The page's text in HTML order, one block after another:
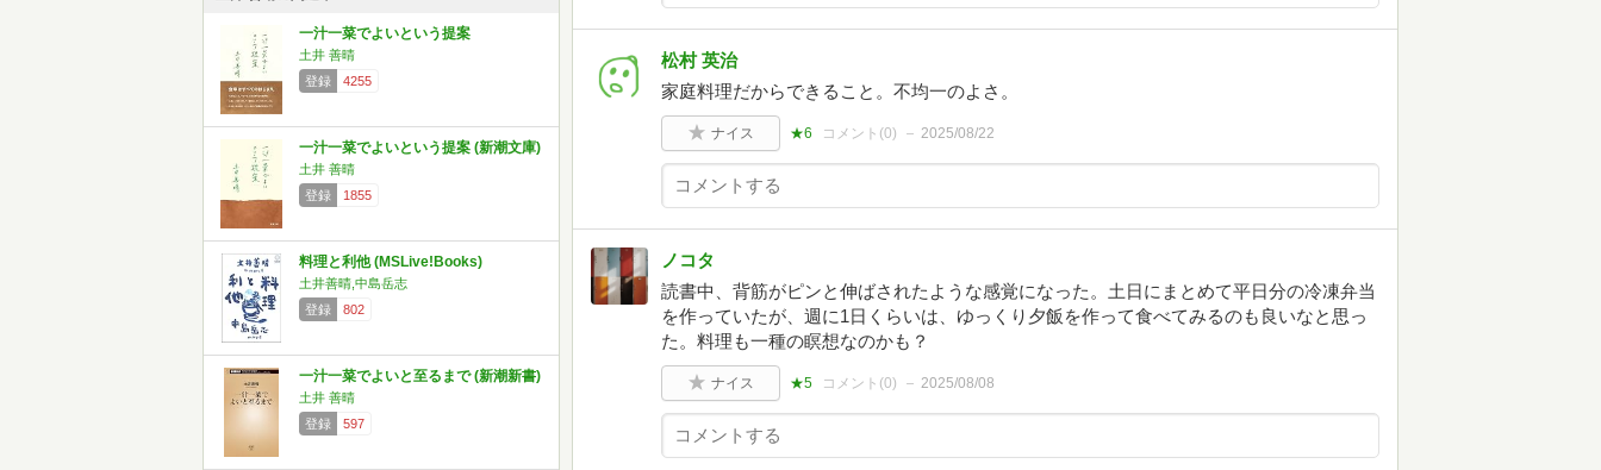
一汁一菜でよいという提案
土井 善晴
登録
4255
一汁一菜でよいという提案 (新潮文庫)
土井 善晴
登録
1855
料理と利他 (MSLive!Books)
土井善晴,中島岳志
登録
802
一汁一菜でよいと至るまで (新潮新書)
土井 善晴
登録
597
松村 英治
家庭料理だからできること。不均一のよさ。
ナイス ★6 コメント(0) 2025/08/22
ノコタ
読書中、背筋がピンと伸ばされたような感覚になった。土日にまとめて平日分の冷凍弁当
を作っていたが、週に1日くらいは、ゆっくり夕飯を作って食べてみるのも良いなと思っ
た。料理も一種の瞑想なのかも？
ナイス ★5 コメント(0) 2025/08/08